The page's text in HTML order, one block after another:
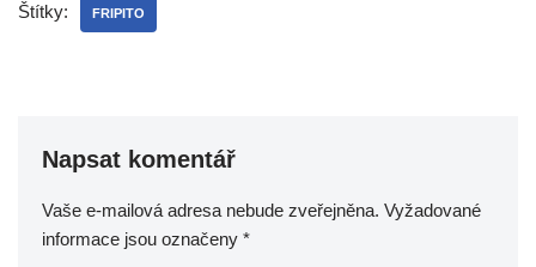
Štítky: FRIPITO
Napsat komentář
Vaše e-mailová adresa nebude zveřejněna. Vyžadované
informace jsou označeny *